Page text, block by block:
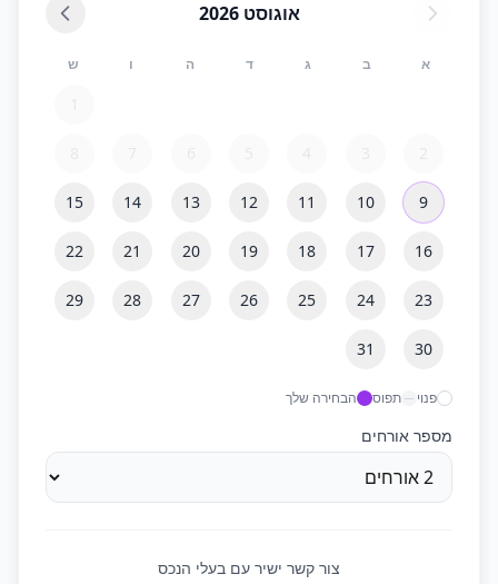
אוגוסט 2026
א ב ג ד ה ו ש
9
10
11
12
13
14
15
16
17
18
19
20
21
22
23
24
25
26
27
28
29
30
31
פנוי תפוס הבחירה שלך
מספר אורחים
צור קשר ישיר עם בעלי הנכס